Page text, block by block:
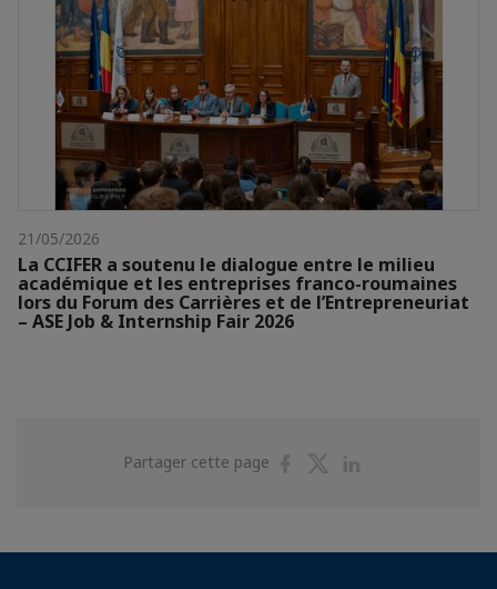
21/05/2026
La CCIFER a soutenu le dialogue entre le milieu
académique et les entreprises franco-roumaines
lors du Forum des Carrières et de l’Entrepreneuriat
– ASE Job & Internship Fair 2026
Partager cette page
PartagerPartager